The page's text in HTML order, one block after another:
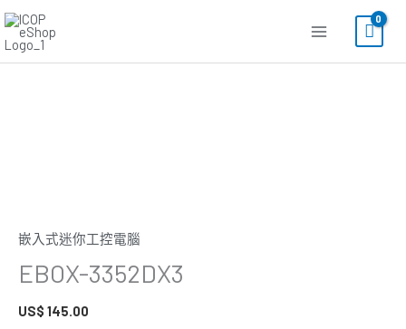
跳
主
嵌入式迷你工控電腦
EBOX-3352DX3
US$ 145.00